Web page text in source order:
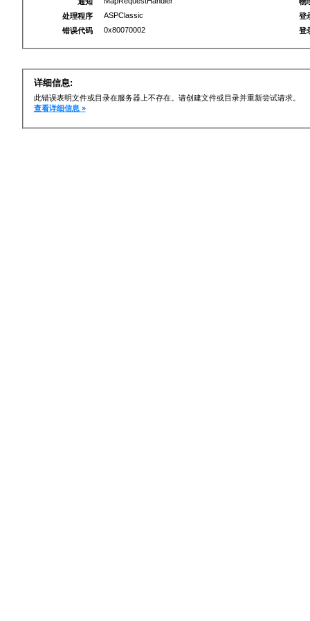
处理程序
ASPClassic
错误代码
0x80070002
登
登
详细信息:
此错误表明文件或目录在服务器上不存在。请创建文件或目录并重新尝试请求。
查看详细信息 »